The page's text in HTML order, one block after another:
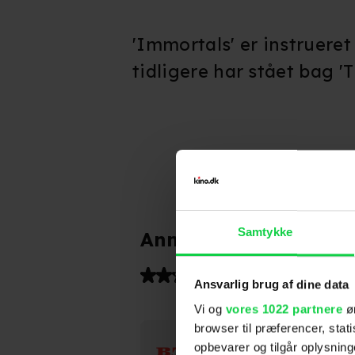
Samtykke
Ansvarlig brug af dine data
Vi og vores 1022 partnere
browser til præferencer,
opbevarer og tilgår
Anmeldelser fra
BT
'Immortals' er instrueret
tidligere har stået bag